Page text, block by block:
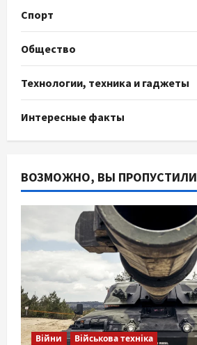
Спорт
Общество
Технологии, техника и гаджеты
Интересные факты
ВОЗМОЖНО, ВЫ ПРОПУСТИЛИ
Війни Військова техніка